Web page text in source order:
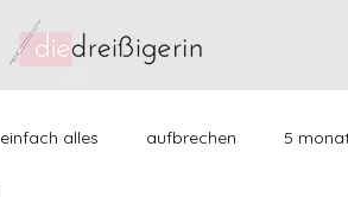
einfach alles aufbrechen 5